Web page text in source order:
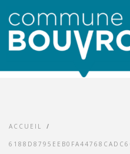
ACCUEIL /